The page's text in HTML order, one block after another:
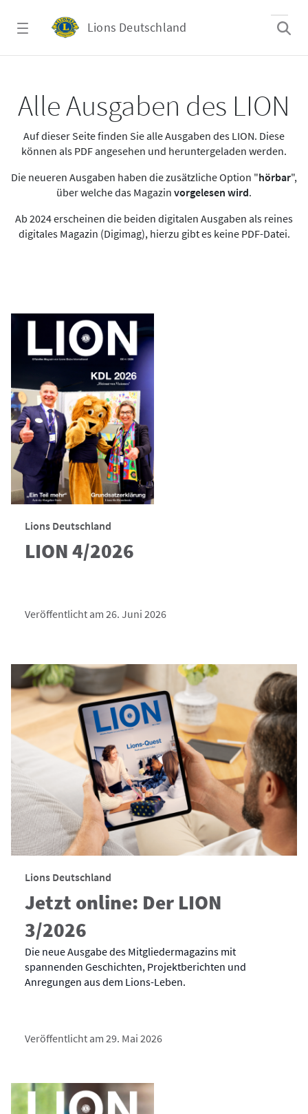
Lions Deutschland
Alle Ausgaben des LION
Auf dieser Seite finden Sie alle Ausgaben des LION. Diese
können als PDF angesehen und heruntergeladen werden.
Die neueren Ausgaben haben die zusätzliche Option "hörbar",
über welche das Magazin vorgelesen wird.
Ab 2024 erscheinen die beiden digitalen Ausgaben als reines
digitales Magazin (Digimag), hierzu gibt es keine PDF-Datei.
Lions Deutschland
LION 4/2026
Veröffentlicht am 26. Juni 2026
Lions Deutschland
Jetzt online: Der LION
3/2026
Die neue Ausgabe des Mitgliedermagazins mit
spannenden Geschichten, Projektberichten und
Anregungen aus dem Lions-Leben.
Veröffentlicht am 29. Mai 2026